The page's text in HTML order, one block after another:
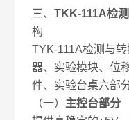
三、TKK-111A检
构
TYK-111A检测与
器、实验模块、位
件、实验台桌六部
（一） 主控台部分